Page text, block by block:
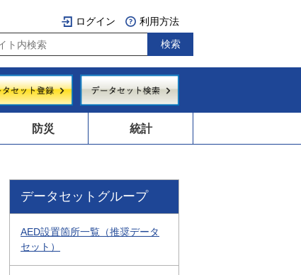
ログイン 利用方法
防災 統計
データセットグループ
AED設置箇所一覧（推奨データ
セット）